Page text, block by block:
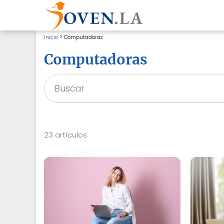
Inicio Computadoras
Computadoras
23 artículos